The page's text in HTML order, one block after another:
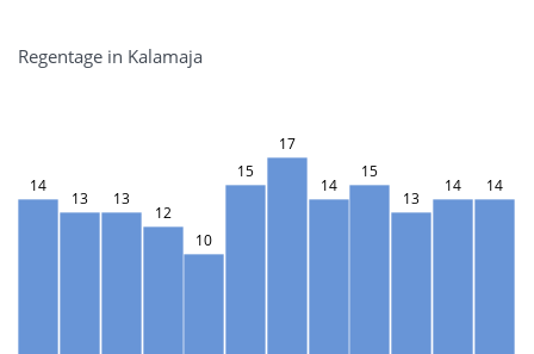
Regentage in Kalamaja
14
13 13
12
10
15
17
14
15
13
14 14